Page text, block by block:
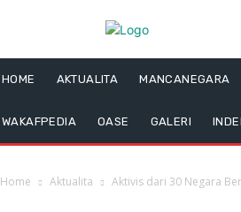
HOME AKTUALITA MANCANEGARA
WAKAFPEDIA OASE GALERI
Home Aktualita Aktivis dari 30 Negara